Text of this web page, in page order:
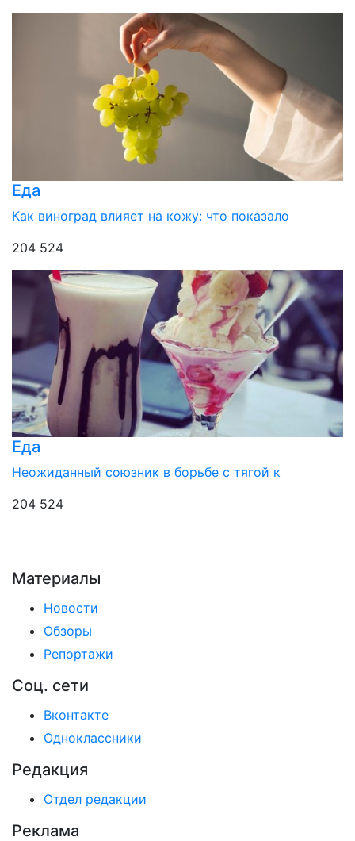
Еда
Как виноград влияет на кожу: что показало
204 524
Еда
Неожиданный союзник в борьбе с тягой к
204 524
Материалы
Новости
Обзоры
Репортажи
Соц. сети
Вконтакте
Одноклассники
Редакция
Отдел редакции
Реклама